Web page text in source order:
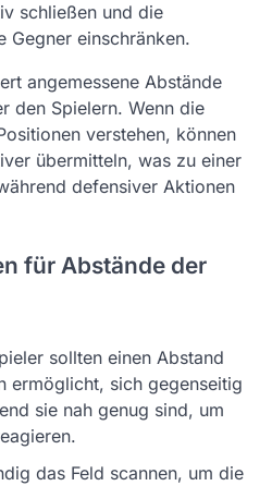
schließen und die
einschränken.
angemessene Abstände
den Spielern. Wenn die
verstehen, können
übermitteln, was zu einer
defensiver Aktionen
für Abstände der
sollten einen Abstand
ermöglicht, sich gegenseitig
sie nah genug sind, um
das Feld scannen, um die